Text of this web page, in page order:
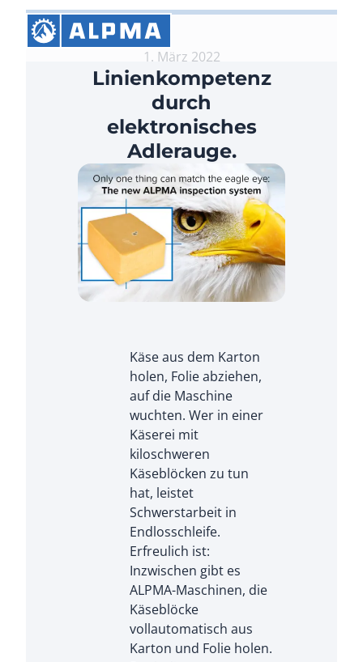
1. März 2022
Linienkompetenz
durch
elektronisches
Adlerauge.
Käse aus dem Karton
holen, Folie abziehen,
auf die Maschine
wuchten. Wer in einer
Käserei mit
kiloschweren
Käseblöcken zu tun
hat, leistet
Schwerstarbeit in
Endlosschleife.
Erfreulich ist:
Inzwischen gibt es
ALPMA-Maschinen, die
Käseblöcke
vollautomatisch aus
Karton und Folie holen.